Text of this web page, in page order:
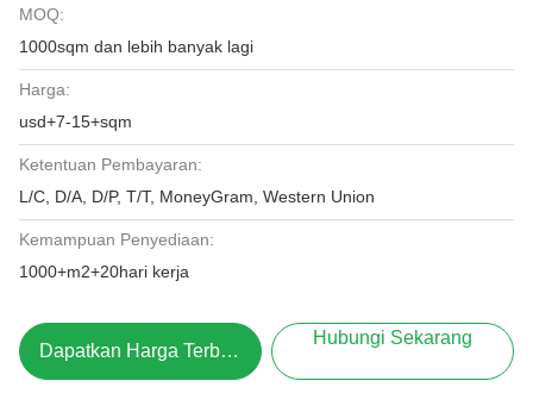
MOQ:
1000sqm dan lebih banyak lagi
Harga:
usd+7-15+sqm
Ketentuan Pembayaran:
L/C, D/A, D/P, T/T, MoneyGram, Western Union
Kemampuan Penyediaan:
1000+m2+20hari kerja
Dapatkan Harga Terbaik
Hubungi Sekarang